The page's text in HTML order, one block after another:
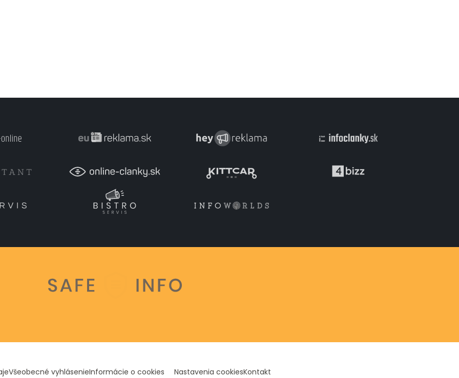
Všeobecné vyhlásenieInformácie o cookies Nastavenia cookiesKontakt